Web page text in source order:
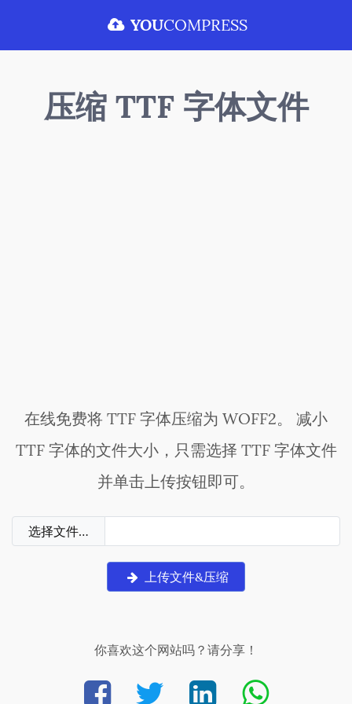
YOUCOMPRESS
压缩 TTF 字体文件
在线免费将 TTF 字体压缩为 WOFF2。 减小
TTF 字体的文件大小，只需选择 TTF 字体文件
并单击上传按钮即可。
选择文件…
上传文件&压缩
你喜欢这个网站吗？请分享！